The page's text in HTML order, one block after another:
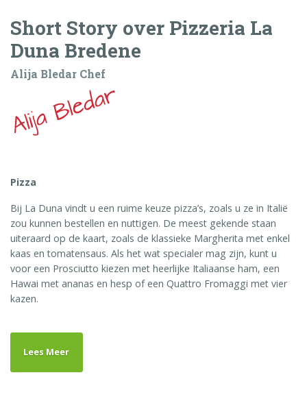
Short Story over Pizzeria La
Duna Bredene
Alija Bledar Chef
Pizza
Bij La Duna vindt u een ruime keuze pizza’s, zoals u ze in Italië
zou kunnen bestellen en nuttigen. De meest gekende staan
uiteraard op de kaart, zoals de klassieke Margherita met enkel
kaas en tomatensaus. Als het wat specialer mag zijn, kunt u
voor een Prosciutto kiezen met heerlijke Italiaanse ham, een
Hawai met ananas en hesp of een Quattro Fromaggi met vier
kazen.
Lees Meer